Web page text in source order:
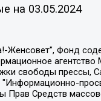
на 03.05.2024
Великовский Дмитрий Александрович, Долинина Ирина Николаевна, Мароховская Алеся Алексеевна, Шлейнов Роман Юрьевич, Шмагун Олеся Валентиновна, Общество с ограниченной ответственностью "Альтаир 2021", Общество с ограниченной ответственностью "Вега 2021", Общество с ограниченной ответственностью "Главный редактор 2021", Общество с ограниченной ответственностью "Ромашки монолит", Важенков Артем Валерьевич, Ивановская областная общественная организация "Центр гендерных исследований", Гурман Юрий Альбертович, Медиапроект "ОВД-Инфо", Егоров Владимир Владимирович, Жилинский Владимир Александрович, Общество с ограниченной ответственностью "ЗП", Иванова София Юрьевна, Карезина Инна Павловна, Кильтау Екатерина Викторовна, Петров Алексей Викторович, Пискунов Сергей Евгеньевич, Смирнов Сергей Сергеевич, Тихонов Михаил Сергеевич, Общество с ограниченной ответственностью "ЖУРНАЛИСТ-ИНОСТРАННЫЙ АГЕНТ", Арапова Галина Юрьевна, Вольтская Татьяна Анатольевна, Американская компания "Mason G.E.S. Anonymous Foundation" (США), являющаяся владельцем интернет-издания https://mnews.world/, Компания "Stichting Bellingcat", зарегистрированная в Нидерландах (дата регистрации